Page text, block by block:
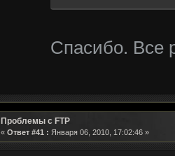
Спасибо. Все
Проблемы с FTP
« Ответ #41 : Января 06, 2010, 17:02:46 »